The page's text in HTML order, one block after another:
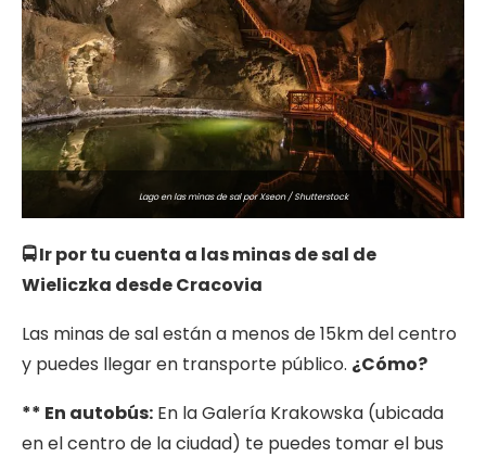
Lago en las minas de sal por Xseon / Shutterstock
🚍 Ir por tu cuenta a las minas de sal de
Wieliczka desde Cracovia
Las minas de sal están a menos de 15km del centro
y puedes llegar en transporte público. ¿Cómo?
** En autobús: En la Galería Krakowska (ubicada
en el centro de la ciudad) te puedes tomar el bus